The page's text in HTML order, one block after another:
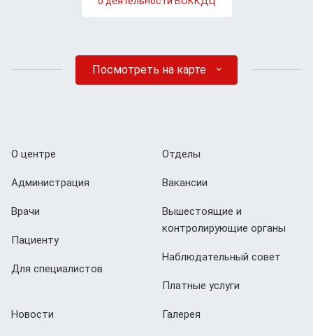
Посмотреть на карте
О центре
Администрация
Врачи
Пациенту
Для специалистов
Отделы
Вакансии
Вышестоящие и
контролирующие органы
Наблюдательный совет
Платные услуги
Новости Галерея